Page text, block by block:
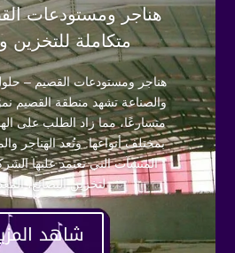
هناجر ومستودعات
متكاملة للتخزين
هناجر ومستودعات القصيم –
والصناعة تشهد منطقة القصيم
متسارعًا، مما زاد الطلب على
بمختلف أنواعها. وتُعد الهناجر
المنشآت التي تعتمد عليها
لتخزين البضائع،
شاهد